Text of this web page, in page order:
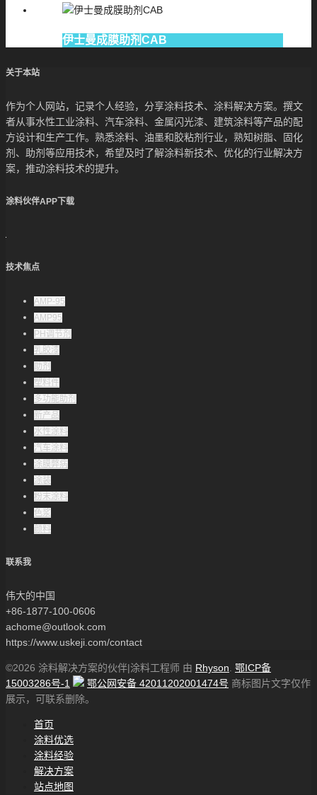
伊士曼成膜助剂CAB
关于本站
作为个人网站，记录个人经验，分享涂料技术、涂料解决方案。撰文
者从事水性工业涂料、汽车涂料、金属闪光漆、建筑涂料等产品的配
方设计和生产工作。熟悉涂料、油墨和胶粘剂行业，熟知树脂、固化
剂、助剂等应用技术，希望及时了解涂料新技术、优化的行业解决方
案，推动涂料技术的提升。
涂料伙伴APP下载
技术焦点
AMP-95
AMP95
PH调节剂
乳胶漆
助剂
塑料件
多功能助剂
新产品
水性涂料
汽车涂料
涂膜弊病
涂装
粉末涂料
色浆
颜料
联系我
伟大的中国
+86-1877-100-0606
achome@outlook.com
https://www.uskeji.com/contact
©2026 涂料解决方案的伙伴|涂料工程师 由 Rhyson. 鄂ICP备
15003286号-1
鄂公网安备 42011202001474号 商标图片文字仅作
展示，可联系删除。
首页
涂料优选
涂料经验
解决方案
站点地图